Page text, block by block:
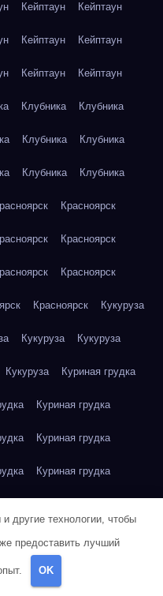
Кейптаун Кейптаун
Кейптаун Кейптаун
Кейптаун Кейптаун
Клубника Клубника
Клубника Клубника
Клубника Клубника
Красноярск
Красноярск
Красноярск
Красноярск Кукуруза
Кукуруза Кукуруза
Кукуруза Куриная грудка
Куриная грудка
Куриная грудка
Куриная грудка
Куриное яйцо
Куриное яйцо
другие технологии, чтобы
предоставить лучший
OK